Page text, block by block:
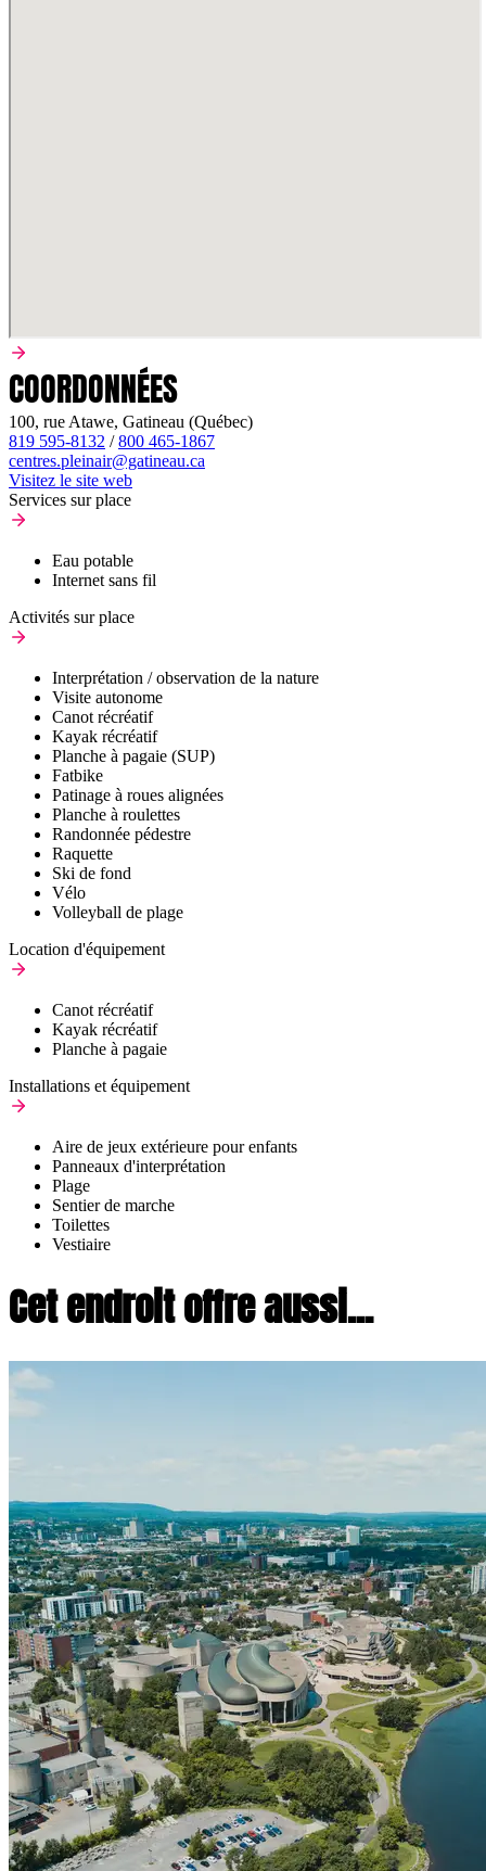
COORDONNÉES
100, rue Atawe, Gatineau (Québec)
819 595-8132 /800 465-1867
centres.pleinair@gatineau.ca
Visitez le site web
Services sur place
Eau potable
Internet sans fil
Activités sur place
Interprétation / observation de la nature
Visite autonome
Canot récréatif
Kayak récréatif
Planche à pagaie (SUP)
Fatbike
Patinage à roues alignées
Planche à roulettes
Randonnée pédestre
Raquette
Ski de fond
Vélo
Volleyball de plage
Location d'équipement
Canot récréatif
Kayak récréatif
Planche à pagaie
Installations et équipement
Aire de jeux extérieure pour enfants
Panneaux d'interprétation
Plage
Sentier de marche
Toilettes
Vestiaire
Cet endroit offre aussi...